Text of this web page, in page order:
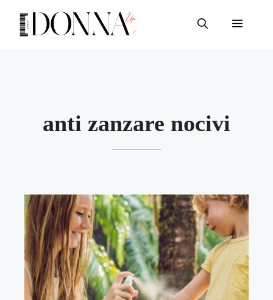
contenuto
Menu
anti zanzare nocivi